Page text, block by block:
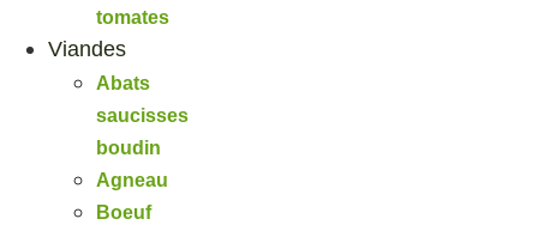
tomates
Viandes
Abats
saucisses
boudin
Agneau
Boeuf